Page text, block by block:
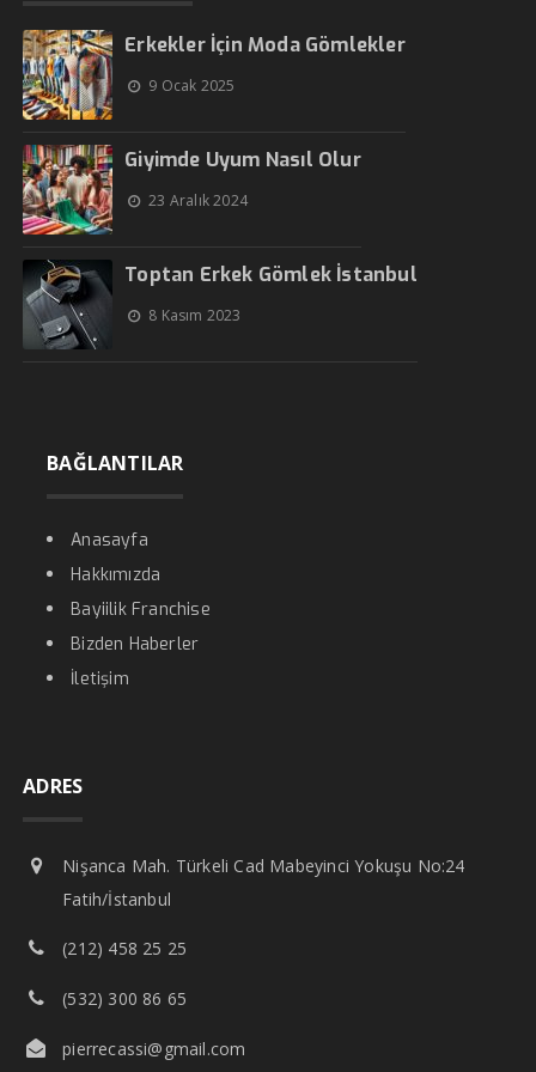
Erkekler İçin Moda Gömlekler
9 Ocak 2025
Giyimde Uyum Nasıl Olur
23 Aralık 2024
Toptan Erkek Gömlek İstanbul
8 Kasım 2023
BAĞLANTILAR
Anasayfa
Hakkımızda
Bayiilik Franchise
Bizden Haberler
İletişim
ADRES
Nişanca Mah. Türkeli Cad Mabeyinci Yokuşu No:24
Fatih/İstanbul
(212) 458 25 25
(532) 300 86 65
pierrecassi@gmail.com